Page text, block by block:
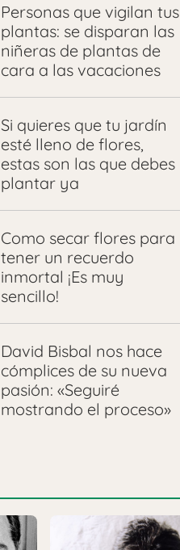
Personas que vigilan tus
plantas: se disparan las
niñeras de plantas de
cara a las vacaciones
Si quieres que tu jardín
esté lleno de flores,
estas son las que debes
plantar ya
Como secar flores para
tener un recuerdo
inmortal ¡Es muy
sencillo!
David Bisbal nos hace
cómplices de su nueva
pasión: «Seguiré
mostrando el proceso»